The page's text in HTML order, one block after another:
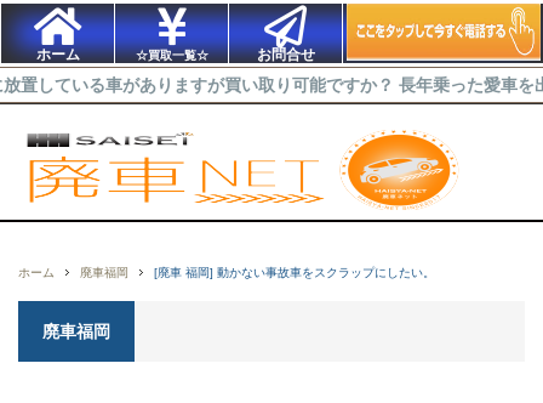
ホーム ☆買取一覧☆ お問合せ
ありますが買い取り可能ですか？ 長年乗った愛車を出来るだけ高
ホーム 廃車福岡 [廃車 福岡] 動かない事故車をスクラップにしたい。
廃車福岡